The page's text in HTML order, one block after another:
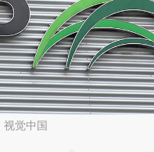
视觉中国